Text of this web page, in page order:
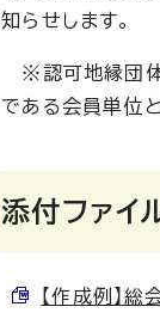
知らせします。
※認可地縁団体
である会員単位と
添付ファイ
【作成例】